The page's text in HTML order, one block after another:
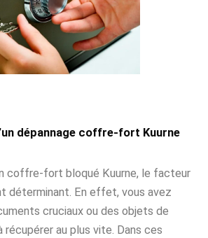
dépannage coffre-fort Kuurne
coffre-fort bloqué Kuurne, le facteur
déterminant. En effet, vous avez
cruciaux ou des objets de
récupérer au plus vite. Dans ces